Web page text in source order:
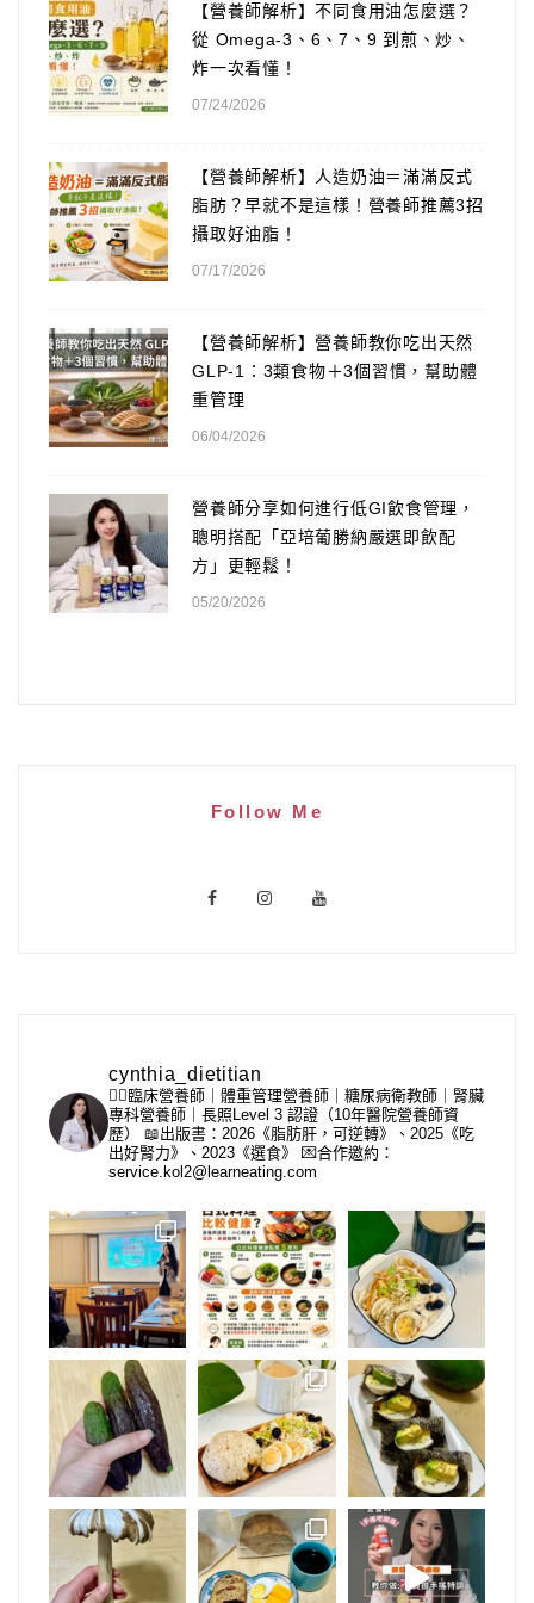
【營養師解析】不同食用油怎麼選？
從 Omega-3、6、7、9 到煎、炒、
炸一次看懂！
07/24/2026
【營養師解析】人造奶油＝滿滿反式
脂肪？早就不是這樣！營養師推薦3招
攝取好油脂！
07/17/2026
【營養師解析】營養師教你吃出天然
GLP-1：3類食物＋3個習慣，幫助體
重管理
06/04/2026
營養師分享如何進行低GI飲食管理，
聰明搭配「亞培葡勝納嚴選即飲配
方」更輕鬆！
05/20/2026
Follow Me
cynthia_dietitian
👩‍⚕️臨床營養師｜體重管理營養師｜糖尿病衛教師｜腎臟
專科營養師｜長照Level 3 認證（10年醫院營養師資
歷）
📖出版書：2026《脂肪肝，可逆轉》、2025《吃
出好腎力》、2023《選食》
💌合作邀約：
service.kol2@learneating.com